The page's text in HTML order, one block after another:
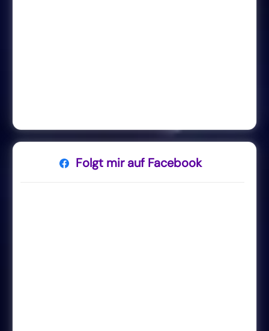
Folgt mir auf Facebook